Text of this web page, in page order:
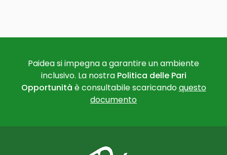
Paidea si impegna a garantire un ambiente
inclusivo. La nostra Politica delle Pari
Opportunità è consultabile scaricandoquesto
documento